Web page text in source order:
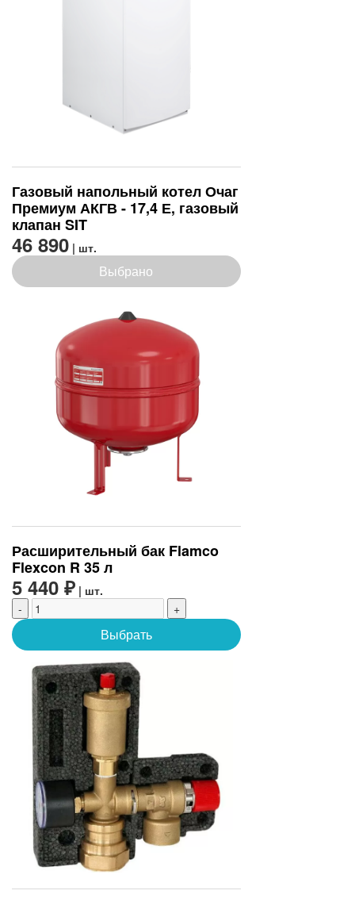
Газовый напольный котел Очаг
Премиум АКГВ - 17,4 Е, газовый
клапан SIT
46 890 | шт.
Выбрано
Расширительный бак Flamco
Flexcon R 35 л
5 440 ₽ | шт.
-
+
Выбрать